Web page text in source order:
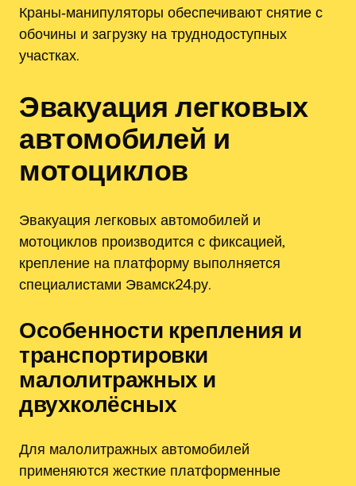
Краны‑манипуляторы обеспечивают снятие с
обочины и загрузку на труднодоступных
участках.
Эвакуация легковых
автомобилей и
мотоциклов
Эвакуация легковых автомобилей и
мотоциклов производится с фиксацией,
крепление на платформу выполняется
специалистами Эвамск24.ру.
Особенности крепления и
транспортировки
малолитражных и
двухколёсных
Для малолитражных автомобилей
применяются жесткие платформенные